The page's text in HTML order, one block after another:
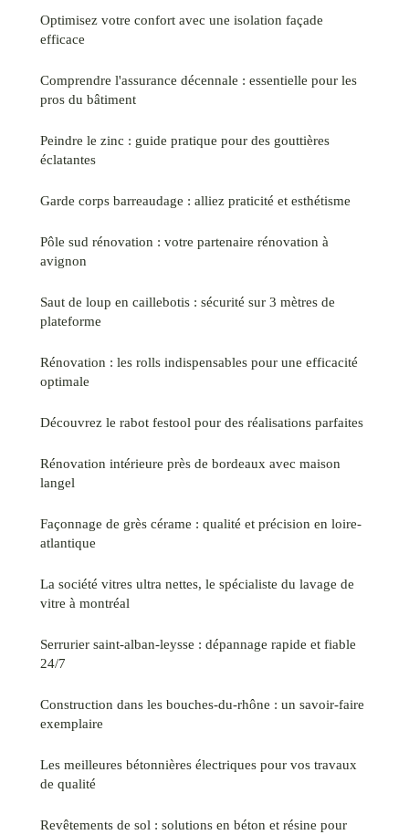
Optimisez votre confort avec une isolation façade
efficace
Comprendre l'assurance décennale : essentielle pour les
pros du bâtiment
Peindre le zinc : guide pratique pour des gouttières
éclatantes
Garde corps barreaudage : alliez praticité et esthétisme
Pôle sud rénovation : votre partenaire rénovation à
avignon
Saut de loup en caillebotis : sécurité sur 3 mètres de
plateforme
Rénovation : les rolls indispensables pour une efficacité
optimale
Découvrez le rabot festool pour des réalisations parfaites
Rénovation intérieure près de bordeaux avec maison
langel
Façonnage de grès cérame : qualité et précision en loire-
atlantique
La société vitres ultra nettes, le spécialiste du lavage de
vitre à montréal
Serrurier saint-alban-leysse : dépannage rapide et fiable
24/7
Construction dans les bouches-du-rhône : un savoir-faire
exemplaire
Les meilleures bétonnières électriques pour vos travaux
de qualité
Revêtements de sol : solutions en béton et résine pour